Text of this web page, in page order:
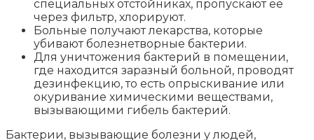
специальных отстойниках, пропускают ее
через фильтр, хлорируют.
Больные получают лекарства, которые
убивают болезнетворные бактерии.
Для уничтожения бактерий в помещении,
где находится заразный больной, проводят
дезинфекцию, то есть опрыскивание или
окуривание химическими веществами,
вызывающими гибель бактерий.
Бактерии, вызывающие болезни у людей,